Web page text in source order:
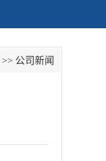
>> 公司新闻